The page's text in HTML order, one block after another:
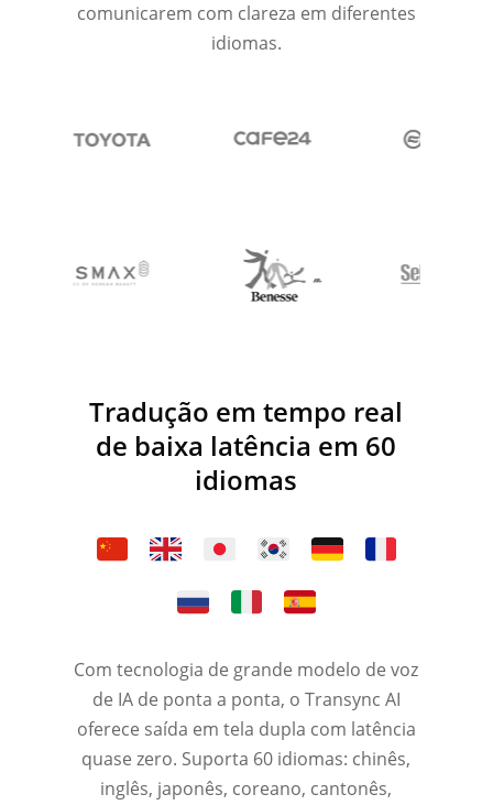
comunicarem com clareza em diferentes
idiomas.
Tradução em tempo real
de baixa latência em 60
idiomas
Com tecnologia de grande modelo de voz
de IA de ponta a ponta, o Transync AI
oferece saída em tela dupla com latência
quase zero. Suporta 60 idiomas: chinês,
inglês, japonês, coreano, cantonês,